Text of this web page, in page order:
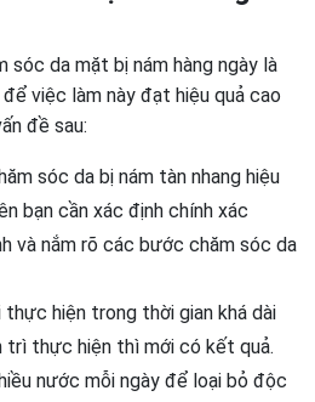
sóc da mặt bị nám hàng ngày là
việc làm này đạt hiệu quả cao
đề sau:
sóc da bị nám tàn nhang hiệu
bạn cần xác định chính xác
và nắm rõ các bước chăm sóc da
thực hiện trong thời gian khá dài
trì thực hiện thì mới có kết quả.
nước mỗi ngày để loại bỏ độc